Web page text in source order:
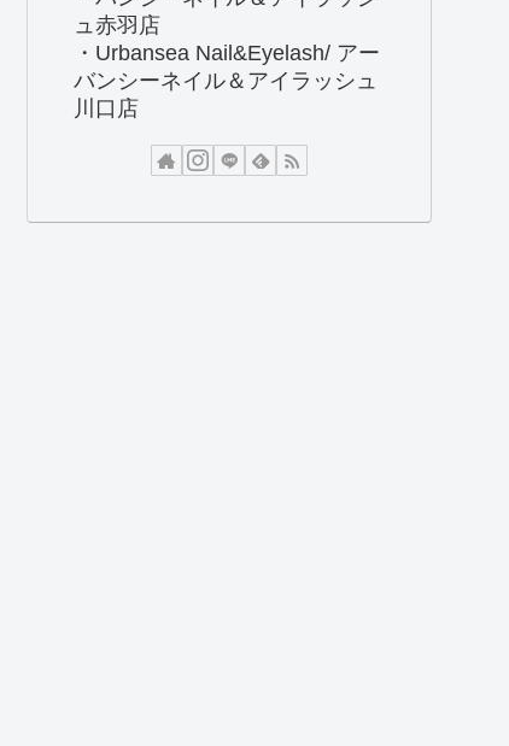
ュ赤羽店
・Urbansea Nail&Eyelash/ アー
バンシーネイル＆アイラッシュ
川口店